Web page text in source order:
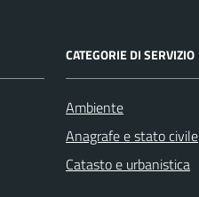
CATEGORIE DI SERVIZIO
Ambiente
Anagrafe e stato civile
Catasto e urbanistica